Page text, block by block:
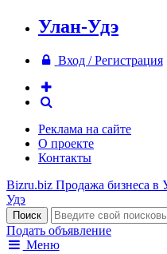
Улан-Удэ
Вход / Регистрация
Реклама на сайте
О проекте
Контакты
Bizru.biz Продажа бизнеса в
Удэ
Подать объявление
Меню